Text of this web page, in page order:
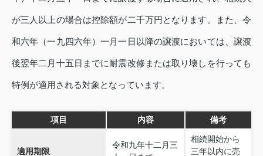
が三人以上の場合は控除額が二千万円となります。また、令
和六年（一九四六年）一月一日以降の譲渡においては、譲渡
後翌年二月十五日までに耐震改修または取り壊しを行っても
特例が適用される対象となっています。
項目 内容 備考
適用期限
令和九年十二月三
相続開始から
三年以内に売